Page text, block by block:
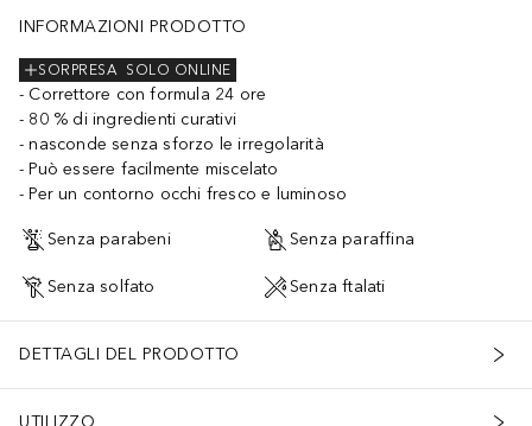
INFORMAZIONI PRODOTTO
SOLO ONLINE
SORPRESA
Correttore con formula 24 ore
80 % di ingredienti curativi
nasconde senza sforzo le irregolarità
Può essere facilmente miscelato
Per un contorno occhi fresco e luminoso
Senza parabeni Senza paraffina
Senza solfato Senza ftalati
DETTAGLI DEL PRODOTTO